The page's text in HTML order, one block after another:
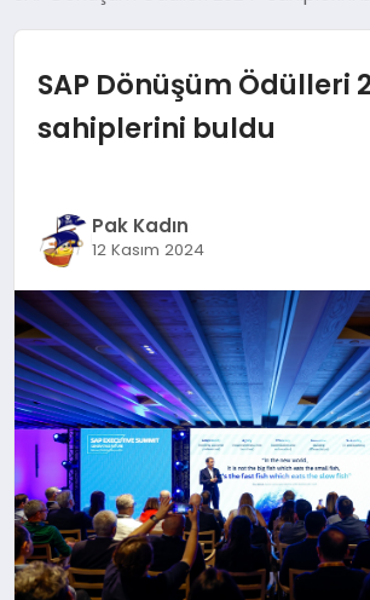
SAĞLIK
MAGAZIN
YAŞAM
YEMEK
KIMDIR?
HESAPLAMALAR
SAP Dönüşüm Ödülleri
sahiplerini buldu
Pak Kadın
12 Kasım 2024